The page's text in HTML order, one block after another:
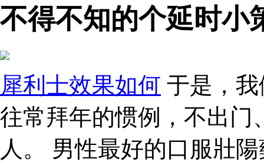
不得不知的个延时小
犀利士效果如何 于是，
往常拜年的惯例，不出门
人。 男性最好的口服壯